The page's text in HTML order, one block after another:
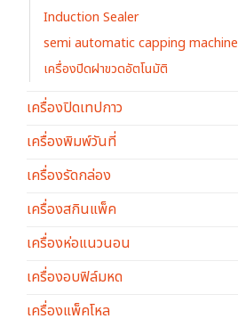
Induction Sealer
semi automatic capping machine
เครื่องปิดฝาขวดอัตโนมัติ
เครื่องปิดเทปกาว
เครื่องพิมพ์วันที่
เครื่องรัดกล่อง
เครื่องสกินแพ็ค
เครื่องห่อแนวนอน
เครื่องอบฟิล์มหด
เครื่องแพ็คโหล